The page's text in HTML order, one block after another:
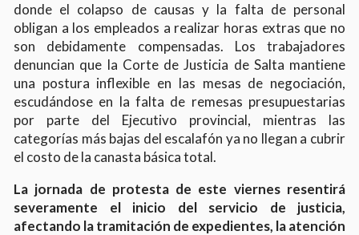
donde el colapso de causas y la falta de personal
obligan a los empleados a realizar horas extras que no
son debidamente compensadas. Los trabajadores
denuncian que la Corte de Justicia de Salta mantiene
una postura inflexible en las mesas de negociación,
escudándose en la falta de remesas presupuestarias
por parte del Ejecutivo provincial, mientras las
categorías más bajas del escalafón ya no llegan a cubrir
el costo de la canasta básica total.
La jornada de protesta de este viernes resentirá
severamente el inicio del servicio de justicia,
afectando la tramitación de expedientes, la atención